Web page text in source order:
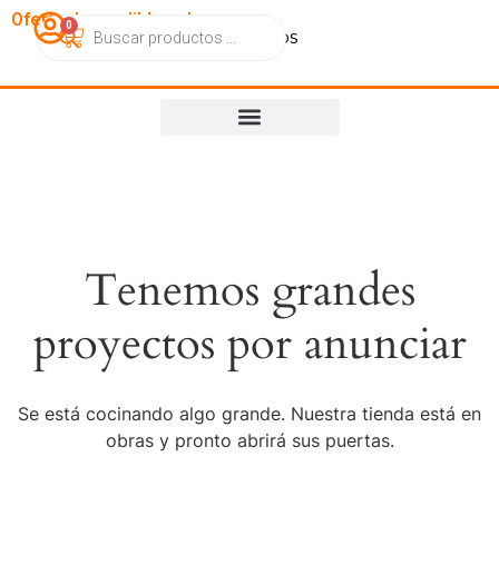
OfertasImperdibles.cl
CatálogoContactoNosotros
0
Tenemos grandes
proyectos por anunciar
Se está cocinando algo grande. Nuestra tienda está en
obras y pronto abrirá sus puertas.